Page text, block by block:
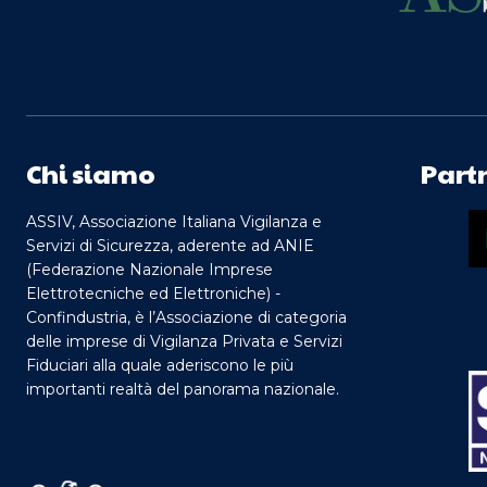
Chi siamo
ASSIV, Associazione Italiana Vigilanza e
Servizi di Sicurezza, aderente ad ANIE
(Federazione Nazionale Imprese
Elettrotecniche ed Elettroniche) -
Confindustria, è l’Associazione di categoria
delle imprese di Vigilanza Privata e Servizi
Fiduciari alla quale aderiscono le più
importanti realtà del panorama nazionale.